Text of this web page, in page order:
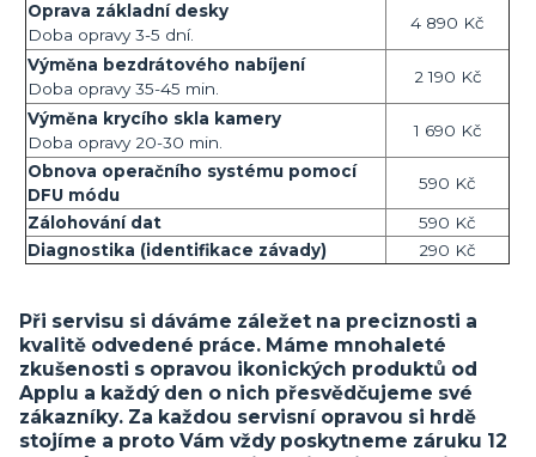
Oprava základní desky
Doba opravy 3-5 dní.
4 890 Kč
Výměna bezdrátového nabíjení
Doba opravy 35-45 min.
2 190 Kč
Výměna krycího skla kamery
Doba opravy 20-30 min.
1 690 Kč
Obnova operačního systému pomocí
DFU módu
590 Kč
Zálohování dat
590 Kč
Diagnostika (identifikace závady)
290 Kč
Při servisu si dáváme záležet na preciznosti a
kvalitě odvedené práce. Máme mnohaleté
zkušenosti s opravou ikonických produktů od
Applu a každý den o nich přesvědčujeme své
zákazníky. Za každou servisní opravou si hrdě
stojíme a proto Vám vždy poskytneme záruku 12